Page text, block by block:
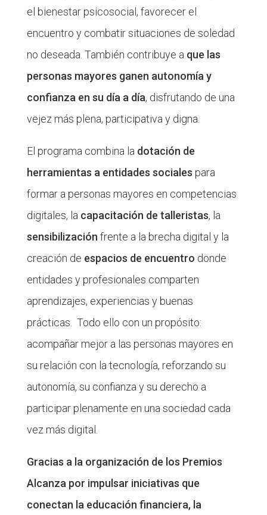
el bienestar psicosocial, favorecer el
encuentro y combatir situaciones de soledad
no deseada. También contribuye a que las
personas mayores ganen autonomía y
confianza en su día a día, disfrutando de una
vejez más plena, participativa y digna.
El programa combina la dotación de
herramientas a entidades sociales para
formar a personas mayores en competencias
digitales, la capacitación de talleristas, la
sensibilización frente a la brecha digital y la
creación de espacios de encuentro donde
entidades y profesionales comparten
aprendizajes, experiencias y buenas
prácticas. Todo ello con un propósito:
acompañar mejor a las personas mayores en
su relación con la tecnología, reforzando su
autonomía, su confianza y su derecho a
participar plenamente en una sociedad cada
vez más digital.
Gracias a la organización de los Premios
Alcanza por impulsar iniciativas que
conectan la educación financiera, la